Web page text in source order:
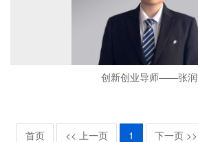
创新创业导师——张
首页 << 上一页 1 下一页 >>